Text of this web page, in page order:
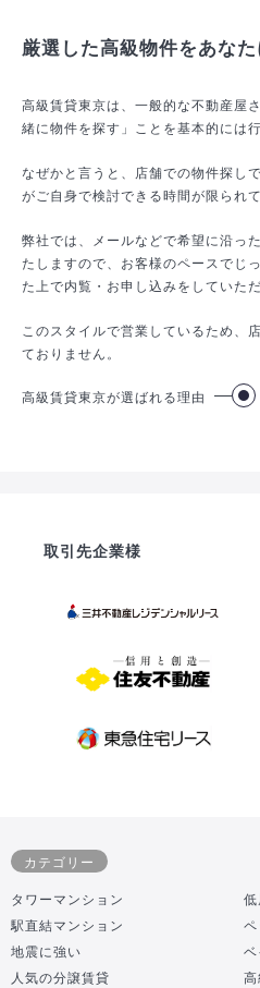
厳選した高級物件をあなた
高級賃貸東京は、一般的な不動産屋
緒に物件を探す」ことを基本的には行
なぜかと言うと、店舗での物件探し
がご自身で検討できる時間が限られ
弊社では、メールなどで希望に沿っ
たしますので、お客様のペースでじ
た上で内覧・お申し込みをしていた
このスタイルで営業しているため、
ておりません。
高級賃貸東京が選ばれる理由
取引先企業様
カテゴリー
タワーマンション
駅直結マンション
地震に強い
人気の分譲賃貸